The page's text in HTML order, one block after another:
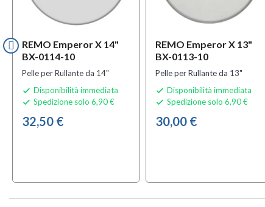
REMO Emperor X 14"
BX-0114-10
Pelle per Rullante da 14"
 Disponibilità immediata
 Spedizione solo 6,90 €
32,50 €
REMO Emperor X 13"
BX-0113-10
Pelle per Rullante da 13"
 Disponibilità immediata
 Spedizione solo 6,90 €
30,00 €